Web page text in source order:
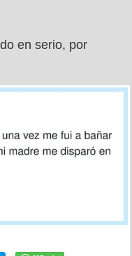
en serio, por